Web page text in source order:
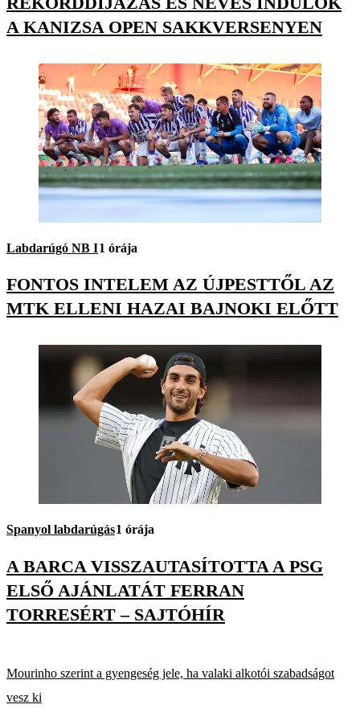
A KANIZSA OPEN SAKKVERSENYEN
Labdarúgó NB I1 órája
FONTOS INTELEM AZ ÚJPESTTŐL AZ
MTK ELLENI HAZAI BAJNOKI ELŐTT
Spanyol labdarúgás1 órája
A BARCA VISSZAUTASÍTOTTA A PSG
ELSŐ AJÁNLATÁT FERRAN
TORRESÉRT – SAJTÓHÍR
Mourinho szerint a gyengeség jele, ha valaki alkotói szabadságot
vesz ki